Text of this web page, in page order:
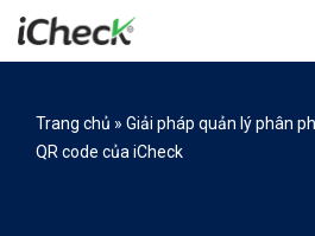
Chuyển
nội
dung
Trang chủ » Giải pháp quản lý phân
QR code của iCheck